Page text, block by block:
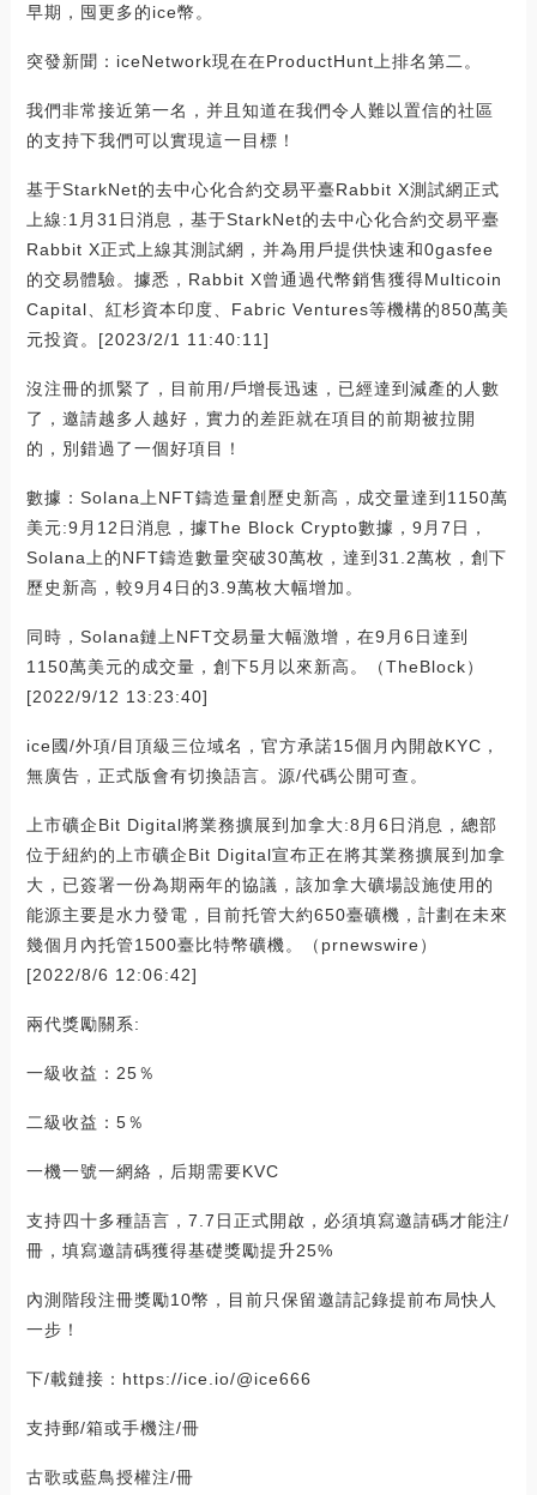
早期，囤更多的ice幣。
突發新聞：iceNetwork現在在ProductHunt上排名第二。
我們非常接近第一名，并且知道在我們令人難以置信的社區
的支持下我們可以實現這一目標！
基于StarkNet的去中心化合約交易平臺Rabbit X測試網正式
上線:1月31日消息，基于StarkNet的去中心化合約交易平臺
Rabbit X正式上線其測試網，并為用戶提供快速和0gasfee
的交易體驗。據悉，Rabbit X曾通過代幣銷售獲得Multicoin
Capital、紅杉資本印度、Fabric Ventures等機構的850萬美
元投資。[2023/2/1 11:40:11]
沒注冊的抓緊了，目前用/戶增長迅速，已經達到減產的人數
了，邀請越多人越好，實力的差距就在項目的前期被拉開
的，別錯過了一個好項目！
數據：Solana上NFT鑄造量創歷史新高，成交量達到1150萬
美元:9月12日消息，據The Block Crypto數據，9月7日，
Solana上的NFT鑄造數量突破30萬枚，達到31.2萬枚，創下
歷史新高，較9月4日的3.9萬枚大幅增加。
同時，Solana鏈上NFT交易量大幅激增，在9月6日達到
1150萬美元的成交量，創下5月以來新高。（TheBlock）
[2022/9/12 13:23:40]
ice國/外項/目頂級三位域名，官方承諾15個月內開啟KYC，
無廣告，正式版會有切換語言。源/代碼公開可查。
上市礦企Bit Digital將業務擴展到加拿大:8月6日消息，總部
位于紐約的上市礦企Bit Digital宣布正在將其業務擴展到加拿
大，已簽署一份為期兩年的協議，該加拿大礦場設施使用的
能源主要是水力發電，目前托管大約650臺礦機，計劃在未來
幾個月內托管1500臺比特幣礦機。（prnewswire）
[2022/8/6 12:06:42]
兩代獎勵關系:
一級收益：25％
二級收益：5％
一機一號一網絡，后期需要KVC
支持四十多種語言，7.7日正式開啟，必須填寫邀請碼才能注/
冊，填寫邀請碼獲得基礎獎勵提升25%
內測階段注冊獎勵10幣，目前只保留邀請記錄提前布局快人
一步！
下/載鏈接：https://ice.io/@ice666
支持郵/箱或手機注/冊
古歌或藍鳥授權注/冊